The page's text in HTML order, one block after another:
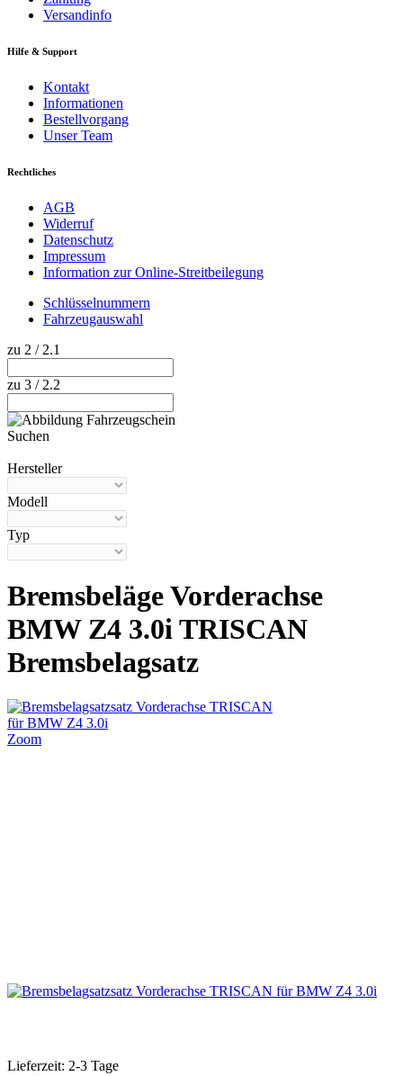
Versandinfo
Hilfe & Support
Kontakt
Informationen
Bestellvorgang
Unser Team
Rechtliches
AGB
Widerruf
Datenschutz
Impressum
Information zur Online-Streitbeilegung
Schlüsselnummern
Fahrzeugauswahl
zu 2 / 2.1
zu 3 / 2.2
Suchen
Hersteller
Modell
Typ
Bremsbeläge Vorderachse
BMW Z4 3.0i TRISCAN
Bremsbelagsatz
Zoom
Lieferzeit: 2-3 Tage